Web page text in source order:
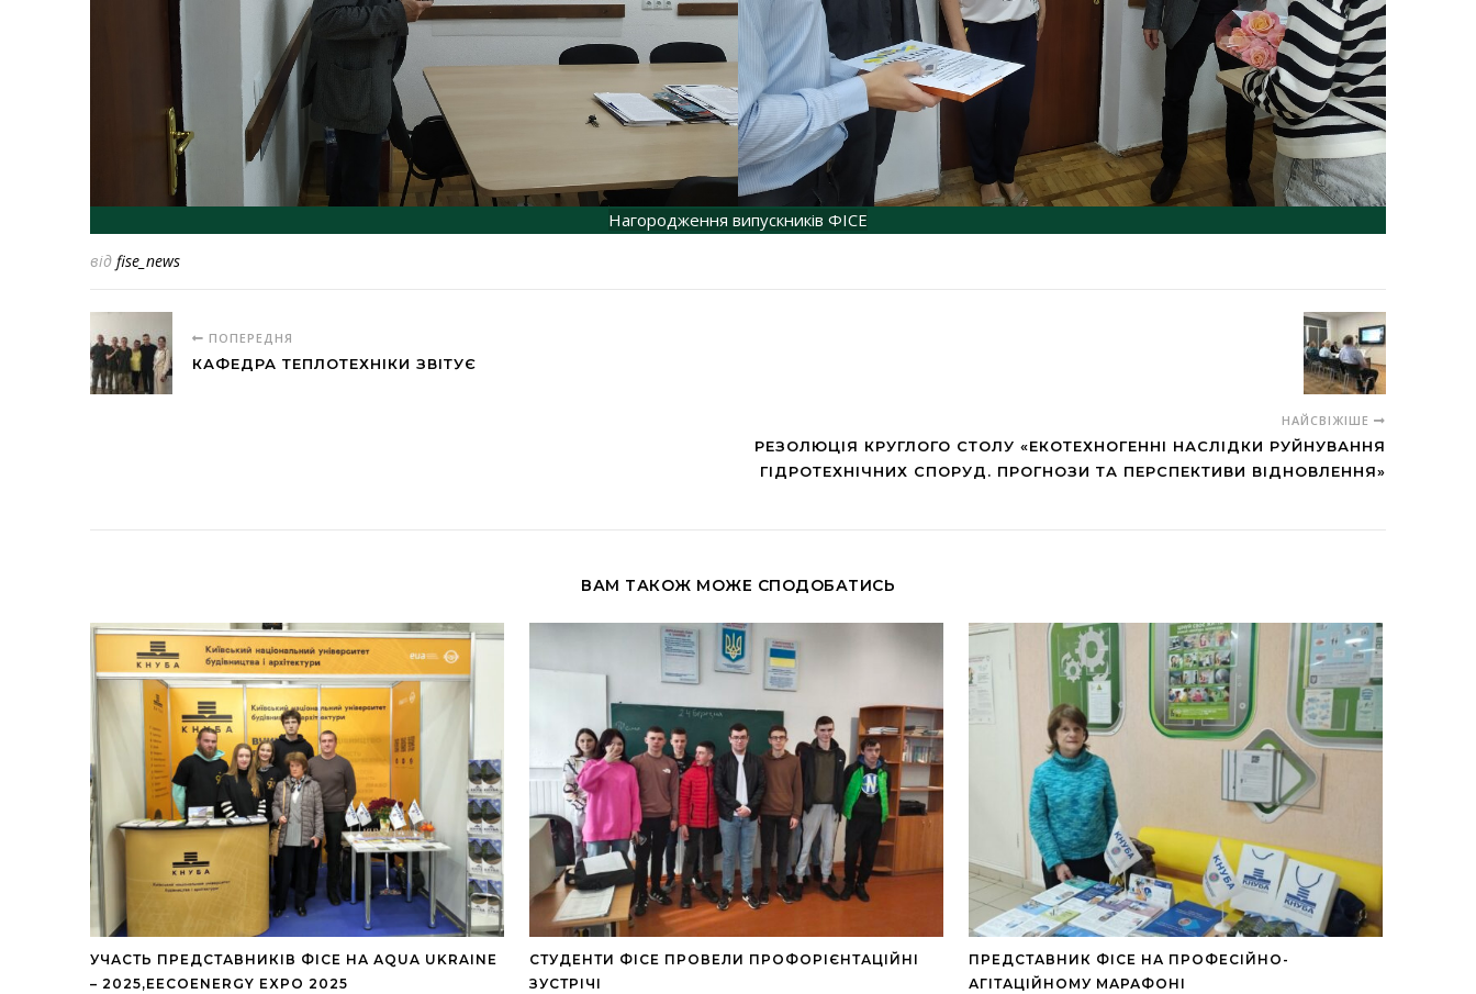
Нагородження випускників ФІСЕ
від fise_news
ПОПЕРЕДНЯ
КАФЕДРА ТЕПЛОТЕХНІКИ ЗВІТУЄ
НАЙСВІЖІШЕ
РЕЗОЛЮЦІЯ КРУГЛОГО СТОЛУ «ЕКОТЕХНОГЕННІ НАСЛІДКИ РУЙНУВАННЯ
ГІДРОТЕХНІЧНИХ СПОРУД. ПРОГНОЗИ ТА ПЕРСПЕКТИВИ ВІДНОВЛЕННЯ»
ВАМ ТАКОЖ МОЖЕ СПОДОБАТИСЬ
УЧАСТЬ ПРЕДСТАВНИКІВ ФІСЕ НА АQUA UKRAINE
– 2025,EECOENERGY EXPO 2025
СТУДЕНТИ ФІСЕ ПРОВЕЛИ ПРОФОРІЄНТАЦІЙНІ
ЗУСТРІЧІ
ПРЕДСТАВНИК ФІСЕ НА ПРОФЕСІЙНО-
АГІТАЦІЙНОМУ МАРАФОНІ